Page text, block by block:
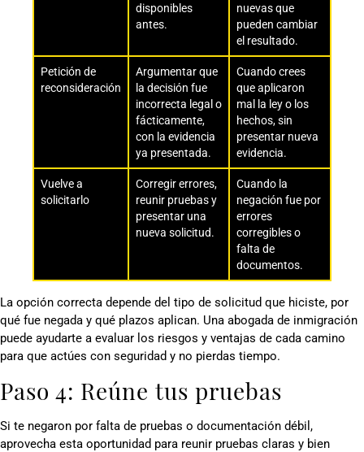
disponibles
antes.
nuevas que
pueden cambiar
el resultado.
Petición de
reconsideración
Argumentar que
la decisión fue
incorrecta legal o
fácticamente,
con la evidencia
ya presentada.
Cuando crees
que aplicaron
mal la ley o los
hechos, sin
presentar nueva
evidencia.
Vuelve a
solicitarlo
Corregir errores,
reunir pruebas y
presentar una
nueva solicitud.
Cuando la
negación fue por
errores
corregibles o
falta de
documentos.
La opción correcta depende del tipo de solicitud que hiciste, por
qué fue negada y qué plazos aplican. Una abogada de inmigración
puede ayudarte a evaluar los riesgos y ventajas de cada camino
para que actúes con seguridad y no pierdas tiempo.
Paso 4: Reúne tus pruebas
Si te negaron por falta de pruebas o documentación débil,
aprovecha esta oportunidad para reunir pruebas claras y bien